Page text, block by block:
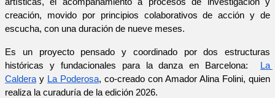
creación, movido por principios colaborativos de acción y de
escucha, con una duración de nueve meses.
Es un proyecto pensado y coordinado por dos estructuras
históricas y fundacionales para la danza en Barcelona:
La
Caldera y La Poderosa, co-creado con Amador Alina Folini, quien
realiza la curaduría de la edición 2026.